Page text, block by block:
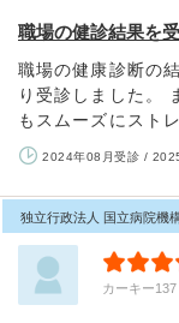
職場の健診結果を
職場の健康診断の
り受診しました。
もスムーズにスト
2024年08月受診 /
独立行政法人 国立病院機
カーキー